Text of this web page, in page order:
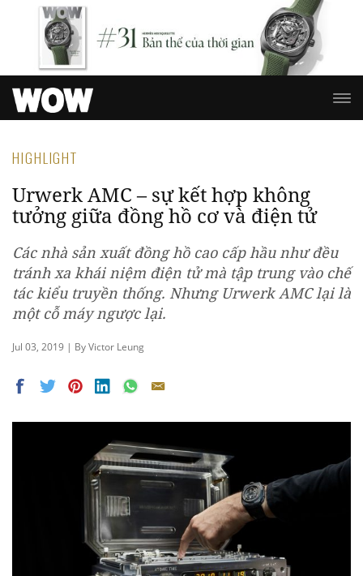
HIGHLIGHT
Urwerk AMC – sự kết hợp không
tưởng giữa đồng hồ cơ và điện tử
Các nhà sản xuất đồng hồ cao cấp hầu như đều
tránh xa khái niệm điện tử mà tập trung vào chế
tác kiểu truyền thống. Nhưng Urwerk AMC lại là
một cỗ máy ngược lại.
Jul 03, 2019 | By Victor Leung